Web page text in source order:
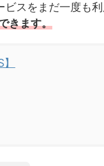
スをまだ一度も利
きます。